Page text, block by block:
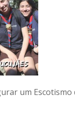
um Escotismo